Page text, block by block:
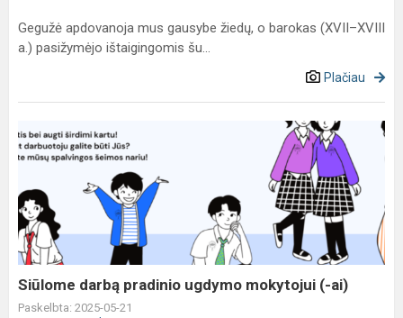
Gegužė apdovanoja mus gausybe žiedų, o barokas (XVII–XVIII
a.) pasižymėjo ištaigingomis šu...
Plačiau
Siūlome
darbą
ugdymo
mokytojui
(-
ai)
Siūlome darbą pradinio ugdymo mokytojui (-ai)
Paskelbta: 2025-05-21